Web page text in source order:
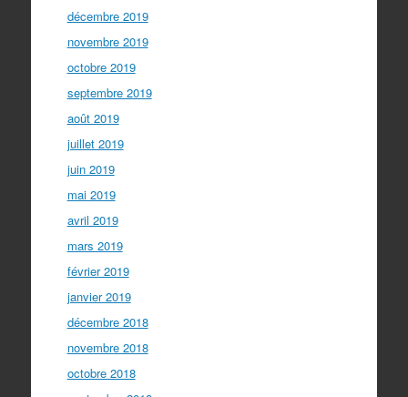
décembre 2019
novembre 2019
octobre 2019
septembre 2019
août 2019
juillet 2019
juin 2019
mai 2019
avril 2019
mars 2019
février 2019
janvier 2019
décembre 2018
novembre 2018
octobre 2018